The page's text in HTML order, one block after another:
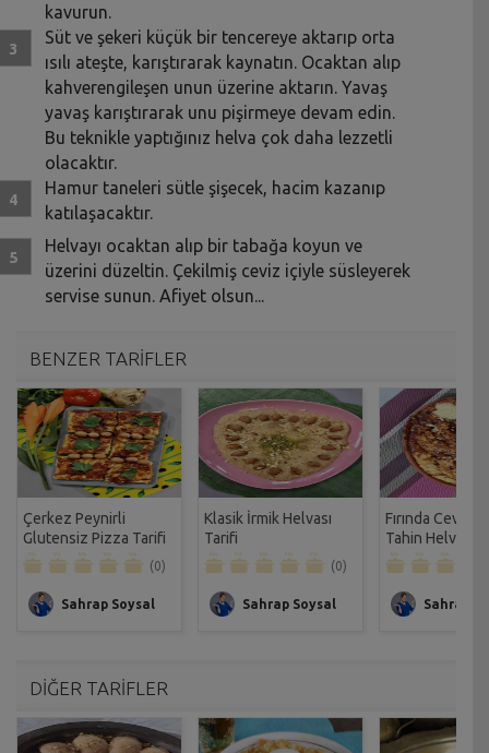
kavurun.
Süt ve şekeri küçük bir tencereye aktarıp orta
ısılı ateşte, karıştırarak kaynatın. Ocaktan alıp
kahverengileşen unun üzerine aktarın. Yavaş
yavaş karıştırarak unu pişirmeye devam edin.
Bu teknikle yaptığınız helva çok daha lezzetli
olacaktır.
Hamur taneleri sütle şişecek, hacim kazanıp
katılaşacaktır.
Helvayı ocaktan alıp bir tabağa koyun ve
üzerini düzeltin. Çekilmiş ceviz içiyle süsleyerek
servise sunun. Afiyet olsun...
BENZER TARİFLER
Çerkez Peynirli
Glutensiz Pizza Tarifi
(0)
Sahrap Soysal
Klasik İrmik Helvası
Tarifi
(0)
Sahrap Soysal
Fırında Cevizli
Tahin Helvası
Sahrap
DİĞER TARİFLER